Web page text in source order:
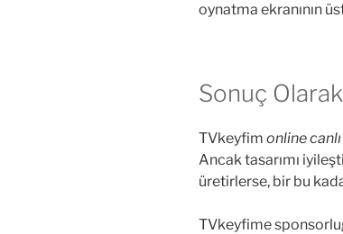
oynatma ekranının
Sonuç Olarak
TVkeyfim online
Ancak tasarımı
üretirlerse, bir bu
TVkeyfime